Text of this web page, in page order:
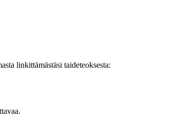
linkittämästäsi taideteoksesta: